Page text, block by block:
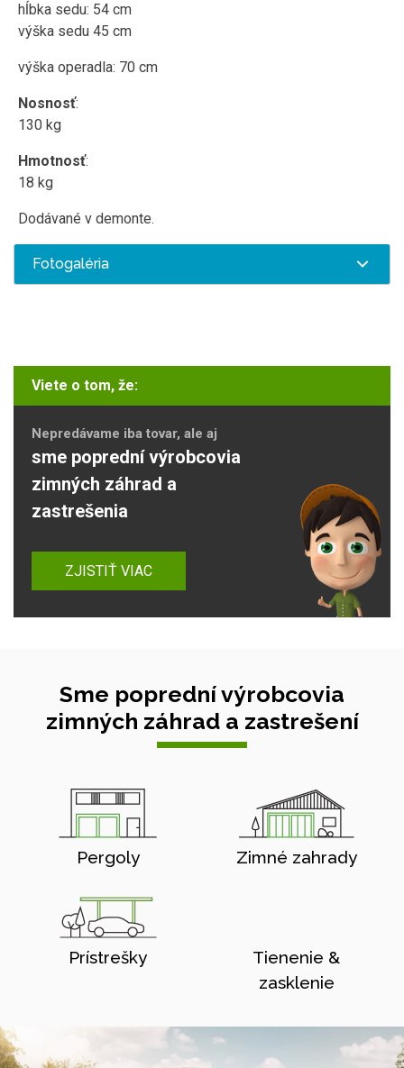
hĺbka sedu: 54 cm
výška sedu 45 cm
výška operadla: 70 cm
Nosnosť:
130 kg
Hmotnosť:
18 kg
Dodávané v demonte.
Fotogaléria
Viete o tom, že:
Nepredávame iba tovar, ale aj
sme poprední výrobcovia
zimných záhrad a
zastrešenia
ZJISTIŤ VIAC
Sme poprední výrobcovia
zimných záhrad a zastrešení
Pergoly Zimné zahrady
Prístrešky
Tienenie &
zasklenie